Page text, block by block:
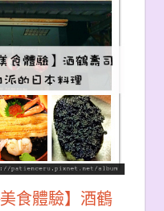
食體驗】酒鶴